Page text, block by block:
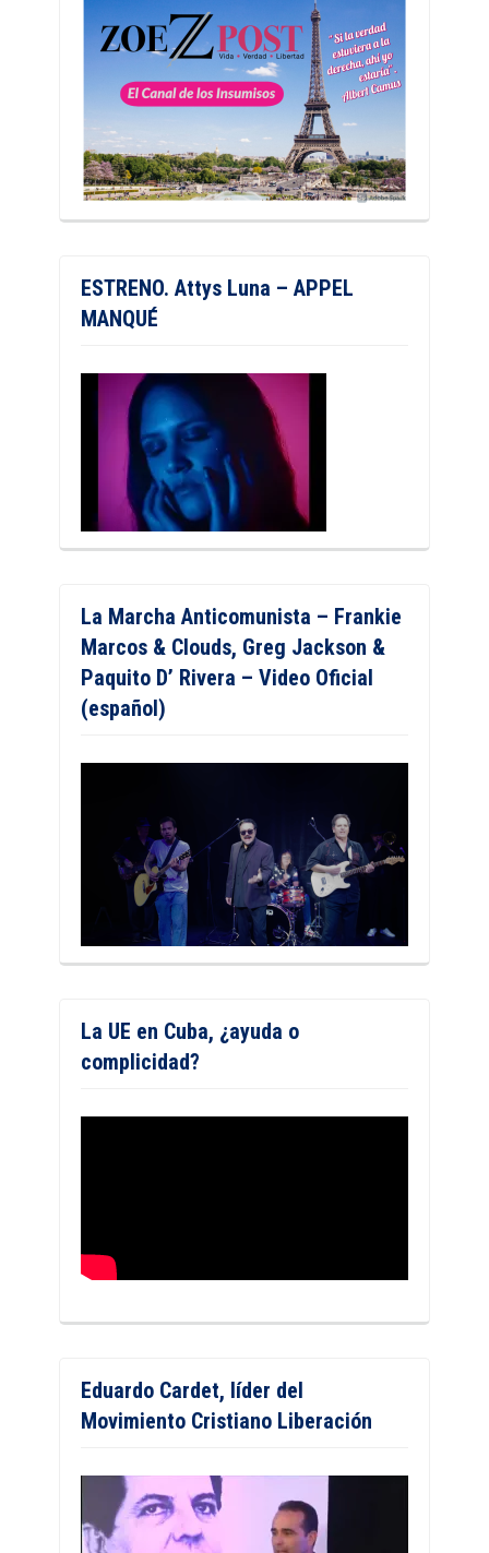
ESTRENO. Attys Luna – APPEL
MANQUÉ
La Marcha Anticomunista – Frankie
Marcos & Clouds, Greg Jackson &
Paquito D’ Rivera – Video Oficial
(español)
La UE en Cuba, ¿ayuda o
complicidad?
Eduardo Cardet, líder del
Movimiento Cristiano Liberación